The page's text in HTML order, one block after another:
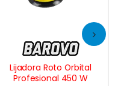
Lijadora Roto Orbital
Profesional 450 W